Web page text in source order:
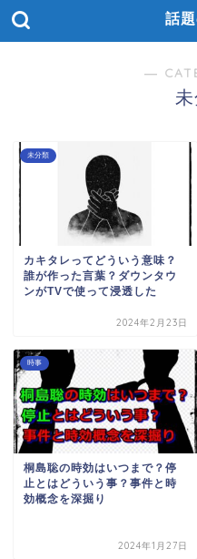
話
―
未分類
カキタレってどういう意味？
誰が作った言葉？ダウンタウ
ンがTVで使って浸透した
2024年2月23日
時事
桐島聡の時効はいつまで？停
止とはどういう事？事件と時
効概念を深掘り
2024年1月27日